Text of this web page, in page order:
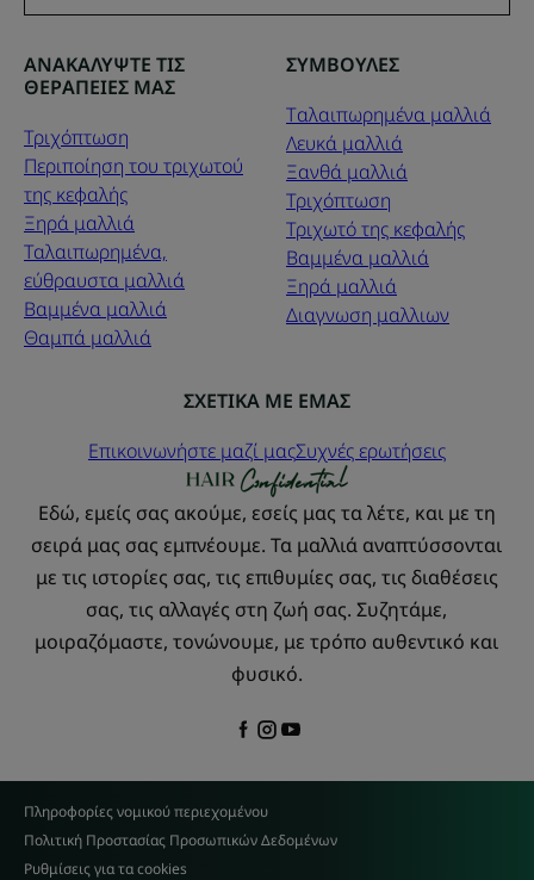
ΑΝΑΚΑΛΥΨΤΕ ΤΙΣ
ΘΕΡΑΠΕΙΕΣ ΜΑΣ
Τριχόπτωση
Περιποίηση του τριχωτού
της κεφαλής
Ξηρά μαλλιά
Ταλαιπωρημένα,
εύθραυστα μαλλιά
Βαμμένα μαλλιά
Θαμπά μαλλιά
ΣΥΜΒΟΥΛΕΣ
Tαλαιπωρημένα μαλλιά
Λευκά μαλλιά
Ξανθά μαλλιά
Τριχόπτωση
Τριχωτό της κεφαλής
Βαμμένα μαλλιά
Ξηρά μαλλιά
Διαγνωση μαλλιων
ΣΧΕΤΙΚΑ ΜΕ ΕΜΑΣ
Επικοινωνήστε μαζί μαςΣυχνές ερωτήσεις
Εδώ, εμείς σας ακούμε, εσείς μας τα λέτε, και με τη
σειρά μας σας εμπνέουμε. Τα μαλλιά αναπτύσσονται
με τις ιστορίες σας, τις επιθυμίες σας, τις διαθέσεις
σας, τις αλλαγές στη ζωή σας. Συζητάμε,
μοιραζόμαστε, τονώνουμε, με τρόπο αυθεντικό και
φυσικό.
Πληροφορίες νομικού περιεχομένου
Πολιτική Προστασίας Προσωπικών Δεδομένων
Ρυθμίσεις για τα cookies